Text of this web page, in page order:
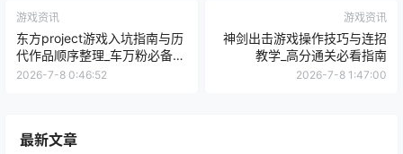
游戏资讯
东方project游戏入坑指南与历
代作品顺序整理_车万粉必备科
普
2026-7-8 0:46:52
游戏资讯
神剑出击游戏操作技巧与连招
教学_高分通关必看指南
2026-7-8 1:47:00
最新文章